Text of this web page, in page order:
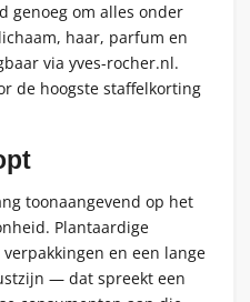
genoeg om alles onder
haar, parfum en
via yves-rocher.nl.
de hoogste staffelkorting
toonaangevend op het
Plantaardige
en een lange
— dat spreekt een